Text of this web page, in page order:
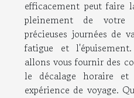
efficacement peut faire
pleinement de votre
précieuses journées de
fatigue et
allons vous fournir des
le décalage horaire
expérience de voyage.